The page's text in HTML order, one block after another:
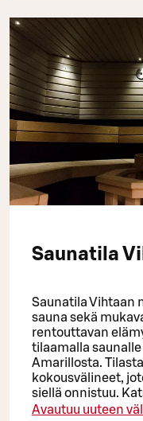
Saunatila
Saunatila Vihtaan
sauna sekä
rentouttavan
tilaamalla
Amarillosta.
kokousvälineet,
siellä onnistuu.
Avautuu uuteen